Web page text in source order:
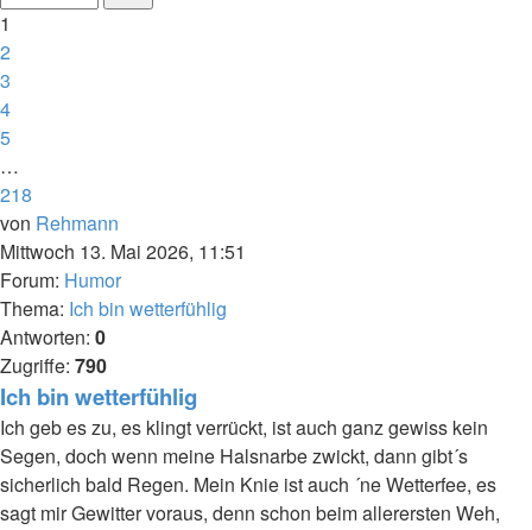
von
218
1
2
3
4
5
…
218
Nächste
von Rehmann
Mittwoch 13. Mai 2026, 11:51
Forum: Humor
Thema: Ich bin wetterfühlig
Antworten: 0
Zugriffe: 790
Ich bin wetterfühlig
Ich geb es zu, es klingt verrückt, ist auch ganz gewiss kein
Segen, doch wenn meine Halsnarbe zwickt, dann gibt´s
sicherlich bald Regen. Mein Knie ist auch ´ne Wetterfee, es
sagt mir Gewitter voraus, denn schon beim allerersten Weh,